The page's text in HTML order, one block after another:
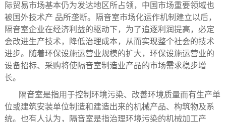
际贸易市场基本仍为发达地区所占领，中国市场重要领域也
被国外技术产 品所垄断。隔音室市场化运作机制建立以后，
隔音室企业在经济利益的驱动下，为了追逐利润提高，必定
会改进生产技术，降低治理成本，从而实现整个社会的技术
进步。随着环保设施运营业规模的扩大，环保设施运营业的
设备招标、采购将使隔音室制造业产品的市场需求稳步增
长。
隔音室是指用于控制环境污染、改善环境质量而有生产单
位或建筑安装单位制造和建造出来的机械产品、构筑物及系
统。也有人认为，隔音室是指治理环境污染的机械加工产